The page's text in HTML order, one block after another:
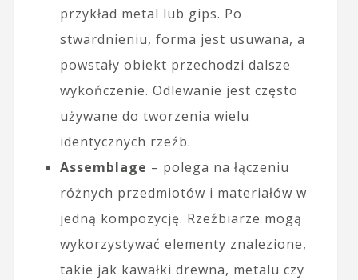
przykład metal lub gips. Po
stwardnieniu, forma jest usuwana, a
powstały obiekt przechodzi dalsze
wykończenie. Odlewanie jest często
używane do tworzenia wielu
identycznych rzeźb.
Assemblage – polega na łączeniu
różnych przedmiotów i materiałów w
jedną kompozycję. Rzeźbiarze mogą
wykorzystywać elementy znalezione,
takie jak kawałki drewna, metalu czy